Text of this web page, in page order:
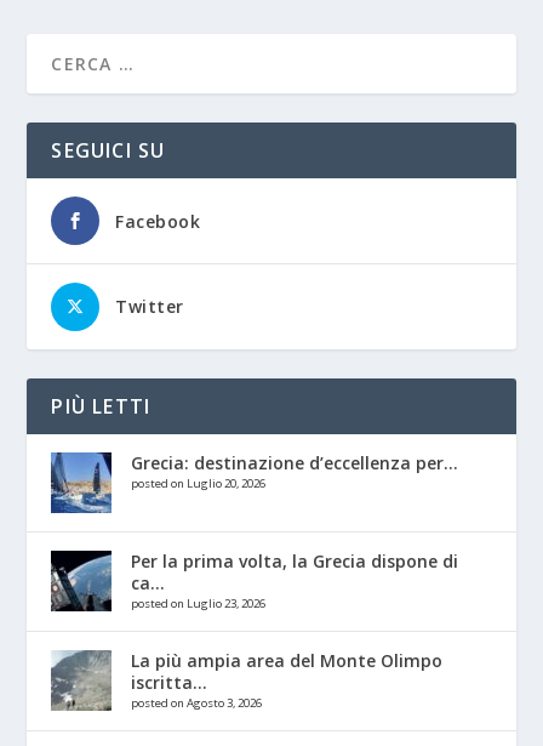
SEGUICI SU
Facebook
Twitter
PIÙ LETTI
Grecia: destinazione d’eccellenza per...
posted on Luglio 20, 2026
Per la prima volta, la Grecia dispone di
ca...
posted on Luglio 23, 2026
La più ampia area del Monte Olimpo
iscritta...
posted on Agosto 3, 2026